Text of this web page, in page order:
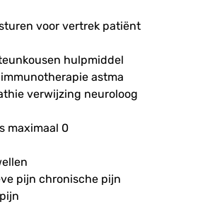
voor vertrek patiënt
hulpmiddel
astma
verwijzing neuroloog
maximaal 0
pijn chronische pijn